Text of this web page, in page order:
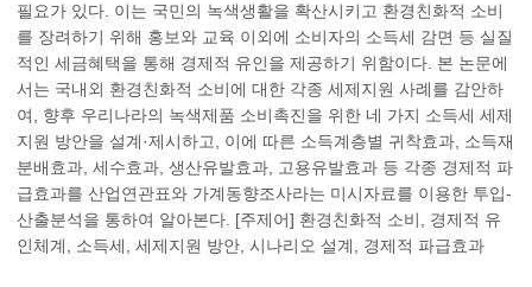
필요가 있다. 이는 국민의 녹색생활을 확산시키고 환경친화적 소비
를 장려하기 위해 홍보와 교육 이외에 소비자의 소득세 감면 등 실질
적인 세금혜택을 통해 경제적 유인을 제공하기 위함이다. 본 논문에
서는 국내외 환경친화적 소비에 대한 각종 세제지원 사례를 감안하
여, 향후 우리나라의 녹색제품 소비촉진을 위한 네 가지 소득세 세제
지원 방안을 설계·제시하고, 이에 따른 소득계층별 귀착효과, 소득재
분배효과, 세수효과, 생산유발효과, 고용유발효과 등 각종 경제적 파
급효과를 산업연관표와 가계동향조사라는 미시자료를 이용한 투입-
산출분석을 통하여 알아본다. [주제어] 환경친화적 소비, 경제적 유
인체계, 소득세, 세제지원 방안, 시나리오 설계, 경제적 파급효과